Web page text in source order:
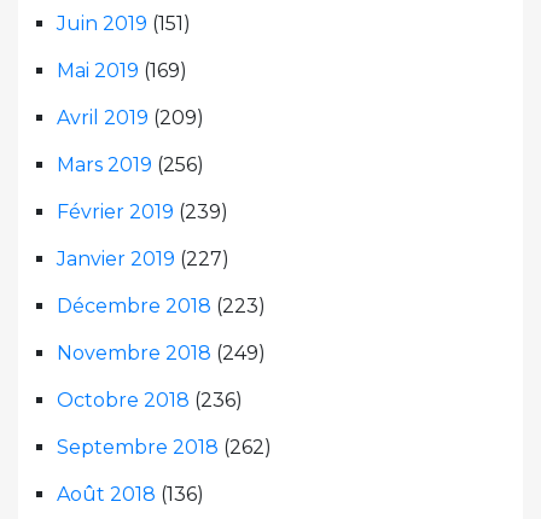
Juin 2019 (151)
Mai 2019 (169)
Avril 2019 (209)
Mars 2019 (256)
Février 2019 (239)
Janvier 2019 (227)
Décembre 2018 (223)
Novembre 2018 (249)
Octobre 2018 (236)
Septembre 2018 (262)
Août 2018 (136)